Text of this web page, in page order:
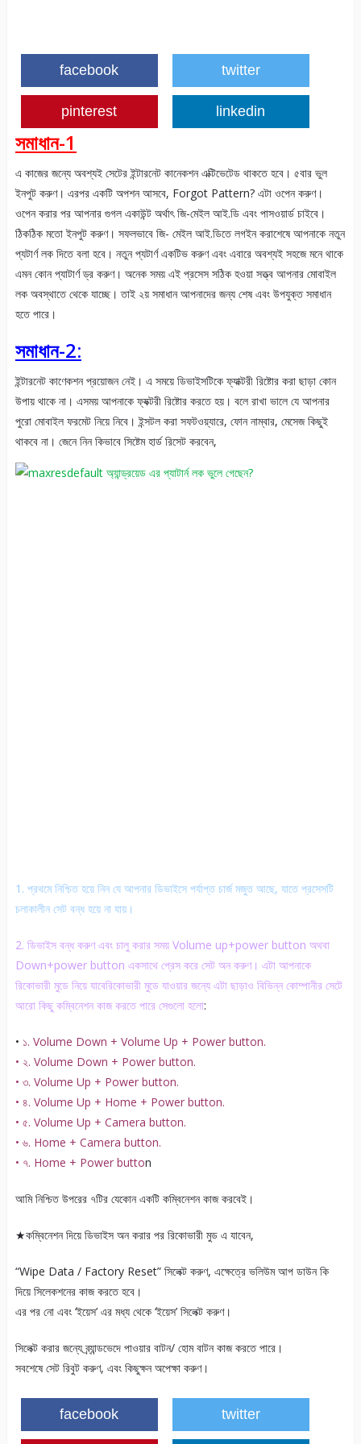
facebook twitter
pinterest linkedin
সমাধান-1
এ কাজের জন্যে অবশ্যই সেটের ইন্টারনেট কানেকশন এক্টিভেটেড থাকতে হবে। ৫বার ভুল
ইনপুট করুণ। এরপর একটি অপশন আসবে, Forgot Pattern? এটা ওপেন করুণ।
ওপেন করার পর আপনার গুগল একাউন্ট অর্থাৎ জি-মেইল আই.ডি এবং পাসওয়ার্ড চাইবে।
ঠিকঠিক মতো ইনপুট করুণ। সফলভাবে জি- মেইল আই.ডিতে লগইন করাশেষে আপনাকে নতুন
প্যটার্ণ লক দিতে বলা হবে। নতুন প্যটার্ণ একটিভ করুণ এবং এবারে অবশ্যই সহজে মনে থাকে
এমন কোন প্যাটার্ণ ড্র করুণ। অনেক সময় এই প্রসেস সঠিক হওয়া সত্ত্ব আপনার মোবাইল
লক অবস্থাতে থেকে যাচ্ছে। তাই ২য় সমাধান আপনাদের জন্য শেষ এবং উপযুক্ত সমাধান
হতে পারে।
সমাধান-2:
ইন্টারনেট কাণেকশন প্রয়োজন নেই। এ সময়ে ডিভাইসটিকে ফ্যাক্টরী রিষ্টোর করা ছাড়া কোন
উপায় থাকে না। এসময় আপনাকে ফ্যক্টরী রিষ্টোর করতে হয়। বলে রাখা ভালে যে আপনার
পুরো মোবাইল ফরমেট নিয়ে নিবে। ইন্সটল করা সফটওয়্যারে, ফোন নাম্বার, মেসেজ কিছুই
থাকবে না। জেনে নিন কিভাবে সিষ্টেম হার্ড রিসেট করবেন,
1. প্রথমে নিশ্চিত হয়ে নিন যে আপনার ডিভাইসে পর্যাপ্ত চার্জ মজুত আছে, যাতে প্রসেসটি
চলাকালীন সেট বন্ধ হয়ে না যায়।
2. ডিভাইস বন্ধ করুণ এবং চালু করার সময় Volume up+power button অথবা
Down+power button একসাথে প্রেস করে সেট অন করুণ। এটা আপনাকে
রিকোভারী মুডে নিয়ে যাবেরিকোভারী মুডে যাওয়ার জন্যে এটা ছাড়াও বিভিন্ন কোম্পানীর সেটে
আরো কিছু কম্বিনেশন কাজ করতে পারে সেগুলো হলো:
• ১. Volume Down + Volume Up + Power button.
• ২. Volume Down + Power button.
• ৩. Volume Up + Power button.
• ৪. Volume Up + Home + Power button.
• ৫. Volume Up + Camera button.
• ৬. Home + Camera button.
• ৭. Home + Power button
আমি নিশ্চিত উপরের ৭টির যেকোন একটি কম্বিনেশন কাজ করবেই।
★কম্বিনেশন দিয়ে ডিভাইস অন করার পর রিকোভারী মুড এ যাবেন,
“Wipe Data / Factory Reset” সিলেক্ট করুণ, এক্ষেত্রে ভলিউম আপ ডাউন কি
দিয়ে সিলেকশনের কাজ করতে হবে।
এর পর নো এবং ‘ইয়েস’ এর মধ্য থেকে ‘ইয়েস’ সিলেক্ট করুণ।
সিলেক্ট করার জন্যে ব্র্যান্ডভেদে পাওয়ার বাটন/ হোম বাটন কাজ করতে পারে।
সবশেষে সেট রিবুট করুণ, এবং কিছুক্ষন অপেক্ষা করুণ।
facebook twitter